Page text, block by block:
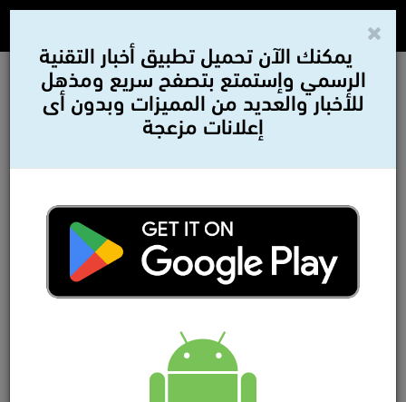
يمكنك الآن تحميل تطبيق أخبار التقنية
الرسمي وإستمتع بتصفح سريع ومذهل
للأخبار والعديد من المميزات وبدون أى
إعلانات مزعجة